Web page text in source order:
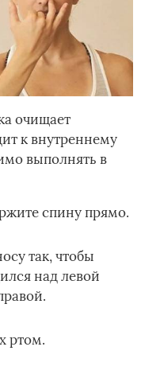
очищает
к внутреннему
выполнять в
спину прямо.
так, чтобы
над левой
ртом.